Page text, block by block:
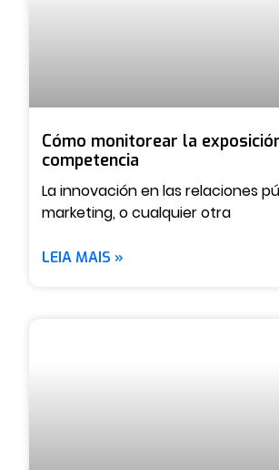
Cómo monitorear la
competencia
La innovación en las relaciones
marketing, o cualquier otra
LEIA MAIS »